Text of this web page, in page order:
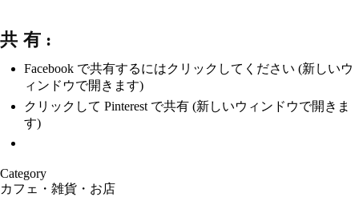
共有:
Facebook で共有するにはクリックしてください (新しいウ
ィンドウで開きます)
クリックして Pinterest で共有 (新しいウィンドウで開きま
す)
Category
カフェ・雑貨・お店